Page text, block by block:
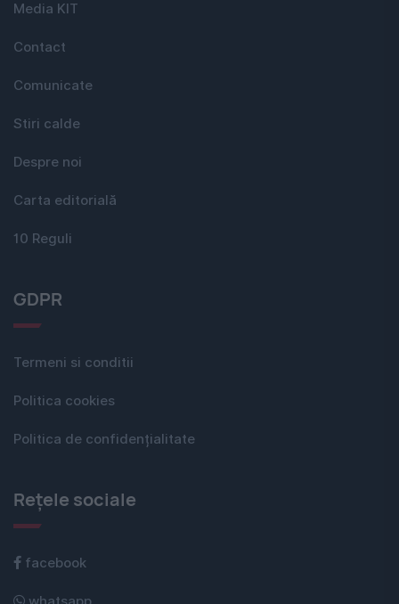
Media KIT
Contact
Comunicate
Stiri calde
Despre noi
Carta editorială
10 Reguli
GDPR
Termeni si conditii
Politica cookies
Politica de confidențialitate
Rețele sociale
facebook